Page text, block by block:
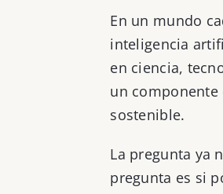
En un mundo
inteligencia
en ciencia,
un
sostenible.
La pregunta ya
pregunta es si